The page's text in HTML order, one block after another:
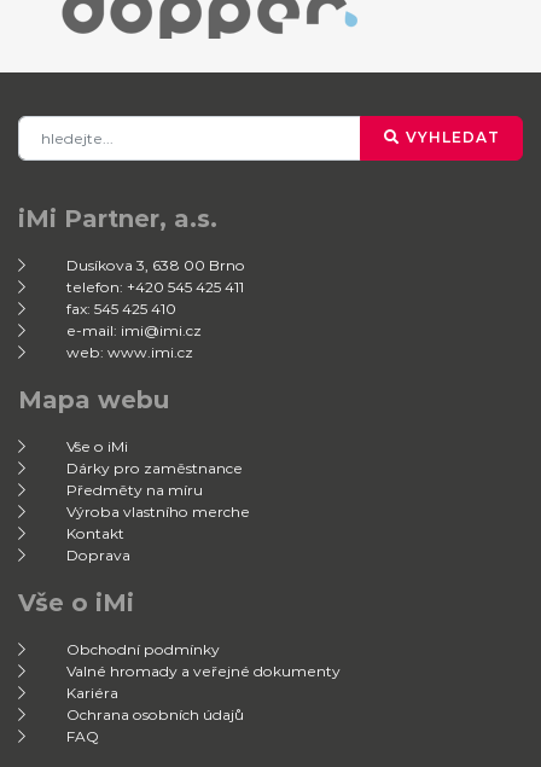
VYHLEDAT
iMi Partner, a.s.
Dusíkova 3, 638 00 Brno
telefon: +420 545 425 411
fax: 545 425 410
e-mail: imi@imi.cz
web: www.imi.cz
Mapa webu
Vše o iMi
Dárky pro zaměstnance
Předměty na míru
Výroba vlastního merche
Kontakt
Doprava
Vše o iMi
Obchodní podmínky
Valné hromady a veřejné dokumenty
Kariéra
Ochrana osobních údajů
FAQ